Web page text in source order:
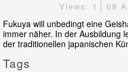
Views: 1 09
Fukuya will unbedingt eine
immer näher. In der Ausbildung
der traditionellen japanischen
Tags